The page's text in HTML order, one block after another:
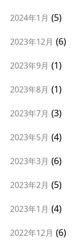
2024年1月 5
2023年12月 6
2023年9月 1
2023年8月 1
2023年7月 3
2023年5月 4
2023年3月 6
2023年2月 5
2023年1月 4
2022年12月 6